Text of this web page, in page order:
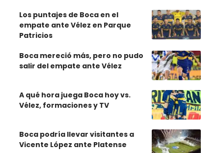
Los puntajes de Boca en el
empate ante Vélez en Parque
Patricios
Boca mereció más, pero no pudo
salir del empate ante Vélez
A qué hora juega Boca hoy vs.
Vélez, formaciones y TV
Boca podría llevar visitantes a
Vicente López ante Platense